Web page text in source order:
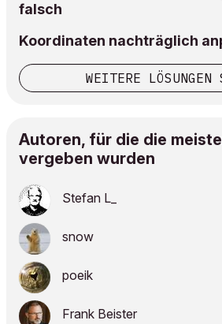
falsch
Koordinaten nachträglich
WEITERE LÖSUNGEN
Autoren, für die die
vergeben wurden
Stefan L_
snow
poeik
Frank Beister